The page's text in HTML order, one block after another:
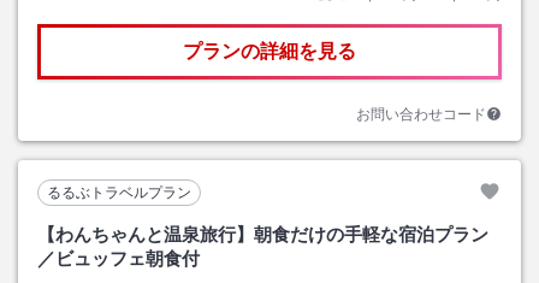
プランの詳細を見る
お問い合わせコード
るるぶトラベルプラン
【わんちゃんと温泉旅行】朝食だけの手軽な宿泊プラン
／ビュッフェ朝食付